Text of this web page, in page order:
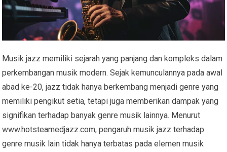
Musik jazz memiliki sejarah yang panjang dan kompleks dalam
perkembangan musik modern. Sejak kemunculannya pada awal
abad ke-20, jazz tidak hanya berkembang menjadi genre yang
memiliki pengikut setia, tetapi juga memberikan dampak yang
signifikan terhadap banyak genre musik lainnya. Menurut
www.hotsteamedjazz.com, pengaruh musik jazz terhadap
genre musik lain tidak hanya terbatas pada elemen musik